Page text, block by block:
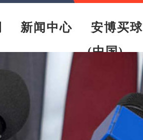
新闻中心
安博买球
(中国)